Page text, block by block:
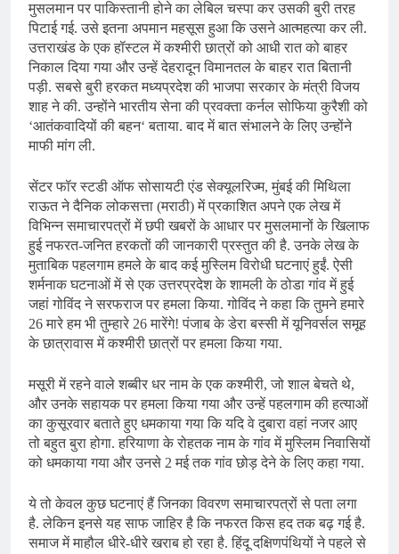
मुसलमान पर पाकिस्तानी होने का लेबिल चस्पा कर उसकी बुरी तरह
पिटाई गई. उसे इतना अपमान महसूस हुआ कि उसने आत्महत्या कर ली.
उत्तराखंड के एक हॉस्टल में कश्मीरी छात्रों को आधी रात को बाहर
निकाल दिया गया और उन्हें देहरादून विमानतल के बाहर रात बितानी
पड़ी. सबसे बुरी हरकत मध्यप्रदेश की भाजपा सरकार के मंत्री विजय
शाह ने की. उन्होंने भारतीय सेना की प्रवक्ता कर्नल सोफिया कुरैशी को
‘आतंकवादियों की बहन‘ बताया. बाद में बात संभालने के लिए उन्होंने
माफी मांग ली.
सेंटर फॉर स्टडी ऑफ सोसायटी एंड सेक्यूलरिज्म, मुंबई की मिथिला
राऊत ने दैनिक लोकसत्ता (मराठी) में प्रकाशित अपने एक लेख में
विभिन्न समाचारपत्रों में छपी खबरों के आधार पर मुसलमानों के खिलाफ
हुई नफरत-जनित हरकतों की जानकारी प्रस्तुत की है. उनके लेख के
मुताबिक पहलगाम हमले के बाद कई मुस्लिम विरोधी घटनाएं हुईं. ऐसी
शर्मनाक घटनाओं में से एक उत्तरप्रदेश के शामली के ठोडा गांव में हुई
जहां गोविंद ने सरफराज पर हमला किया. गोविंद ने कहा कि तुमने हमारे
26 मारे हम भी तुम्हारे 26 मारेंगे! पंजाब के डेरा बस्सी में यूनिवर्सल समूह
के छात्रावास में कश्मीरी छात्रों पर हमला किया गया.
मसूरी में रहने वाले शब्बीर धर नाम के एक कश्मीरी, जो शाल बेचते थे,
और उनके सहायक पर हमला किया गया और उन्हें पहलगाम की हत्याओं
का कुसूरवार बताते हुए धमकाया गया कि यदि वे दुबारा वहां नजर आए
तो बहुत बुरा होगा. हरियाणा के रोहतक नाम के गांव में मुस्लिम निवासियों
को धमकाया गया और उनसे 2 मई तक गांव छोड़ देने के लिए कहा गया.
ये तो केवल कुछ घटनाएं हैं जिनका विवरण समाचारपत्रों से पता लगा
है. लेकिन इनसे यह साफ जाहिर है कि नफरत किस हद तक बढ़ गई है.
समाज में माहौल धीरे-धीरे खराब हो रहा है. हिंदू दक्षिणपंथियों ने पहले से